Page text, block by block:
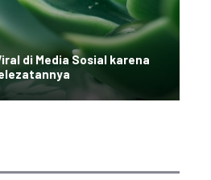
di Media Sosial karena